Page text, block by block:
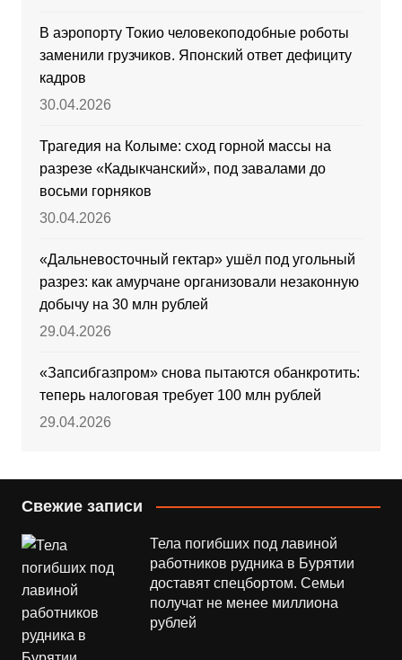
В аэропорту Токио человекоподобные роботы
заменили грузчиков. Японский ответ дефициту
кадров
30.04.2026
Трагедия на Колыме: сход горной массы на
разрезе «Кадыкчанский», под завалами до
восьми горняков
30.04.2026
«Дальневосточный гектар» ушёл под угольный
разрез: как амурчане организовали незаконную
добычу на 30 млн рублей
29.04.2026
«Запсибгазпром» снова пытаются обанкротить:
теперь налоговая требует 100 млн рублей
29.04.2026
Свежие записи
Тела погибших под лавиной
работников рудника в Бурятии
доставят спецбортом. Семьи
получат не менее миллиона
рублей